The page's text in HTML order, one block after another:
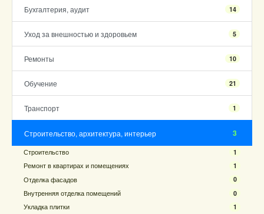
Бухгалтерия, аудит 14
Уход за внешностью и здоровьем 5
Ремонты 10
Обучение 21
Транспорт 1
Строительство, архитектура, интерьер 3
Строительство 1
Ремонт в квартирах и помещениях 1
Отделка фасадов 0
Внутренняя отделка помещений 0
Укладка плитки 1